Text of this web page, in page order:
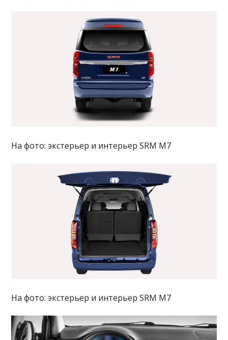
На фото: экстерьер и интерьер SRM M7
На фото: экстерьер и интерьер SRM M7